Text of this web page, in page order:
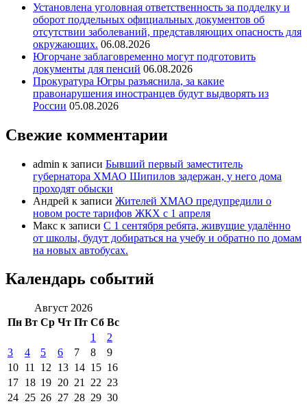
Установлена уголовная ответственность за подделку и
оборот поддельных официальных документов об
отсутствии заболеваний, представляющих опасность для
окружающих. 06.08.2026
Югорчане заблаговременно могут подготовить
документы для пенсий 06.08.2026
Прокуратура Югры разъяснила, за какие
правонарушения иностранцев будут выдворять из
России 05.08.2026
Свежие комментарии
admin к записи Бывший первый заместитель
губернатора ХМАО Шипилов задержан, у него дома
проходят обыски
Андрей к записи Жителей ХМАО предупредили о
новом росте тарифов ЖКХ с 1 апреля
Макс к записи С 1 сентября ребята, живущие удалённо
от школы, будут добираться на учебу и обратно по домам
на новых автобусах.
Календарь событий
Август 2026
Пн Вт Ср Чт Пт Сб Вс
1
2
3
4 5 6 7 8
9
10 11 12 13 14 15 16
17 18 19 20 21 22 23
24 25 26 27 28 29 30